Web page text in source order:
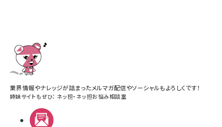
業界情報やナレッジが詰まったメルマガ配信やソーシャルもよろしくです！
姉妹サイトもぜひ： ネッ担・ ネッ担お悩み相談室